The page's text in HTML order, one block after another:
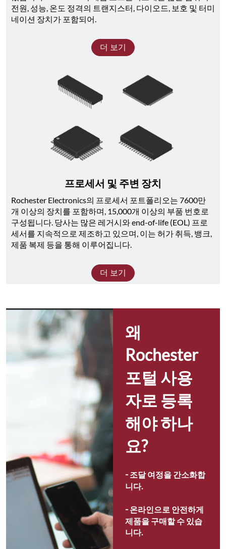
전원, 성능, 온도 정격의 트랜지스터, 다이오드, 보호 및 터미
네이션 장치가 포함되어.
더 보기
프로세서 및 주변 장치
Rochester Electronics의 프로세서 포트폴리오는 7600만
개 이상의 장치를 포함하며, 15,000개 이상의 부품 번호로
구성됩니다. 당사는 많은 레거시와 end-of-life (EOL) 프로
세서를 지속적으로 제조하고 있으며, 이는 허가 취득, 뱅크,
제품 복제 등을 통해 이루어집니다.
더 보기
왜
Rochester
포털 사용
자로 등록
해야 하나
요?
- 조달 여정을 간소화합
니다.
- 온라인으로 안전하게
제품을 구매할 수 있습
니다.